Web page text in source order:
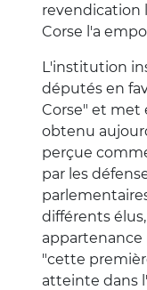
revendication
Corse l'a
L'institution
députés en
Corse" et met
obtenu
perçue
par les
différents
appartenance
"cette
atteinte dans